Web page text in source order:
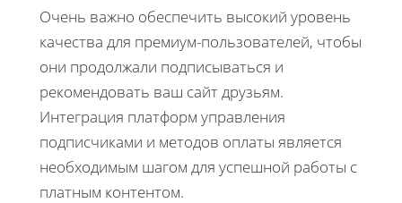
Очень важно обеспечить высокий уровень
качества для премиум-пользователей, чтобы
они продолжали подписываться и
рекомендовать ваш сайт друзьям.
Интеграция платформ управления
подписчиками и методов оплаты является
необходимым шагом для успешной работы с
платным контентом.